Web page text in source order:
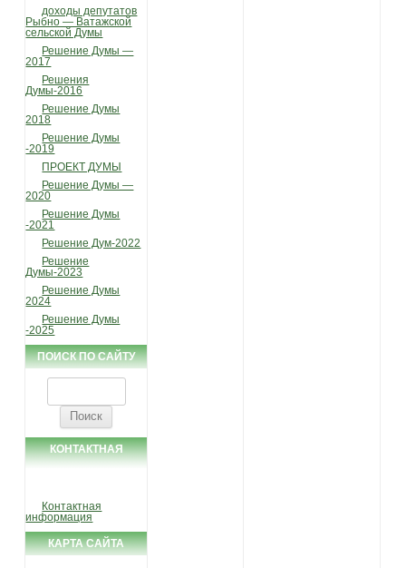
доходы депутатов
Рыбно — Ватажской
сельской Думы
Решение Думы —
2017
Решения
Думы-2016
Решение Думы
2018
Решение Думы
-2019
ПРОЕКТ ДУМЫ
Решение Думы —
2020
Решение Думы
-2021
Решение Дум-2022
Решение
Думы-2023
Решение Думы
2024
Решение Думы
-2025
ПОИСК ПО САЙТУ
КОНТАКТНАЯ
Контактная
информация
КАРТА САЙТА